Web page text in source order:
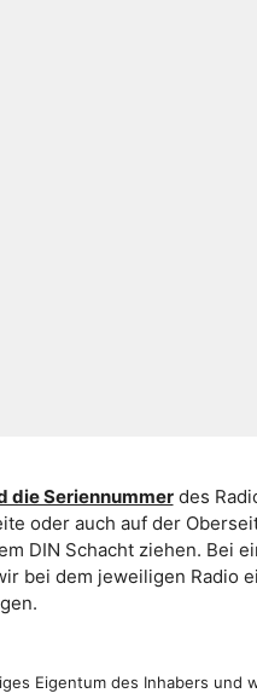
die Seriennummerdes
oder auch auf der
DIN Schacht ziehen. Bei
bei dem jeweiligen Radio
Eigentum des Inhabers und